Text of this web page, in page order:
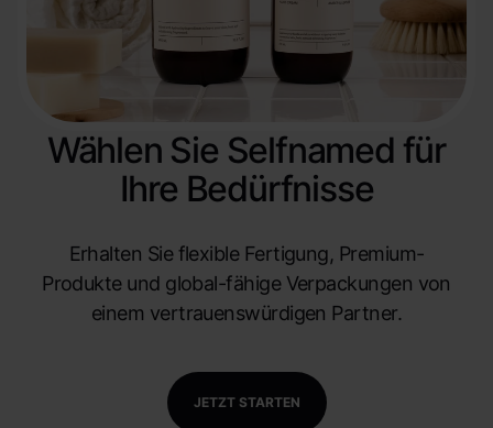
Wählen Sie Selfnamed für
Ihre Bedürfnisse
Erhalten Sie flexible Fertigung, Premium-
Produkte und global-fähige Verpackungen von
einem vertrauenswürdigen Partner.
JETZT STARTEN